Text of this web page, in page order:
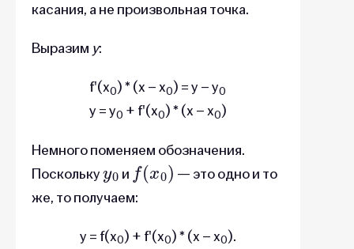
касания, а не произвольная точка.
Выразим у:
f'(x0) * (x – x0) = y – y0
y = y0 + f'(x0) * (x – x0)
Немного поменяем обозначения.
Поскольку
и
f(x )
— это одно и то
же, то получаем:
y = f(x0) + f'(x0) * (x – x0).